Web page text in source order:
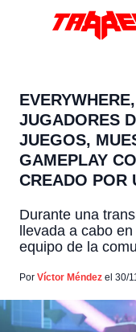
JUGADORES
JUEGOS,
GAMEPLAY
CREADO POR
Durante una
llevada a cabo
equipo de la
acción. Equipo
calidad Nadia
Por Víctor Méndez el 30/